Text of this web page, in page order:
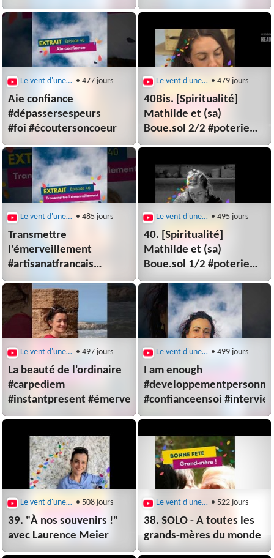
#businessplan #strategieinstagram#beautédelavie
Le vent d'une nouveau monde • 477 jours
Aie confiance
#dépassersespeurs
#foi #écoutersoncoeur
Le vent d'une nouveau monde • 479 jours
40Bis. [Spiritualité]
Mathilde et (sa)
Boue.sol 2/2 #poterie
#ceramique
Le vent d'une nouveau monde • 485 jours
Transmettre
l'émerveillement
#artisanatfrancais
#céramique
#transcendance #beauté
Le vent d'une nouveau monde • 495 jours
40. [Spiritualité]
Mathilde et (sa)
Boue.sol 1/2 #poterie
#ceramique
Le vent d'une nouveau monde • 497 jours
La beauté de l'ordinaire
#carpediem
#instantpresent #émerveillement
Le vent d'une nouveau monde • 499 jours
I am enough
#confianceensoi
Le vent d'une nouveau monde • 508 jours
39. "À nos souvenirs !"
avec Laurence Meier
Le vent d'une nouveau monde • 522 jours
38. SOLO - A toutes les
grands-mères du monde